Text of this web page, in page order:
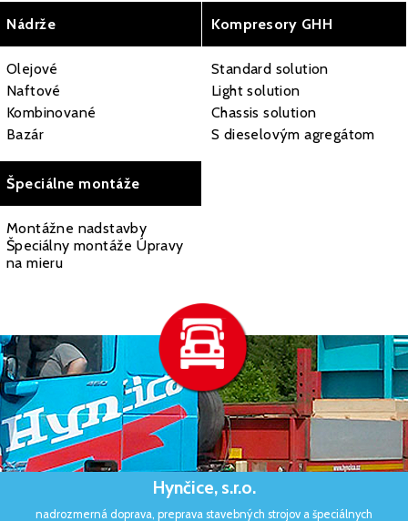
Nádrže
Olejové
Naftové
Kombinované
Bazár
Kompresory GHH
Standard solution
Light solution
Chassis solution
S dieselovým agregátom
Špeciálne montáže
Montážne nadstavby
Špeciálny montáže Úpravy
na mieru
Hynčice, s.r.o.
nadrozmerná doprava, preprava stavebných strojov a špeciálnych